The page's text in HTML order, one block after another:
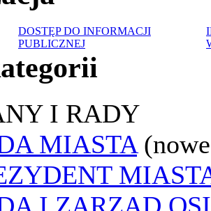
DOSTĘP DO INFORMACJI
PUBLICZNEJ
I RADY
MIASTA